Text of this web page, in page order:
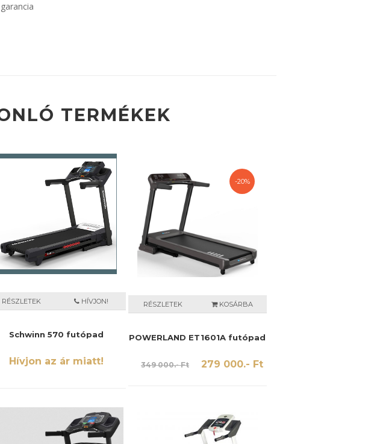
TERMÉKEK
RÉSZLETEK HÍVJON!
Schwinn 570 futópad
Hívjon az ár miatt!
-20%
RÉSZLETEK KOSÁRBA
POWERLAND ET1601A futópad
349 000.- Ft 279 000.- Ft